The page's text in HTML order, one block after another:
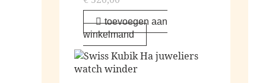
toevoegen aan
winkelmand